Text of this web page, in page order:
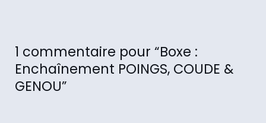
1 commentaire pour “Boxe :
Enchaînement POINGS, COUDE &
GENOU”